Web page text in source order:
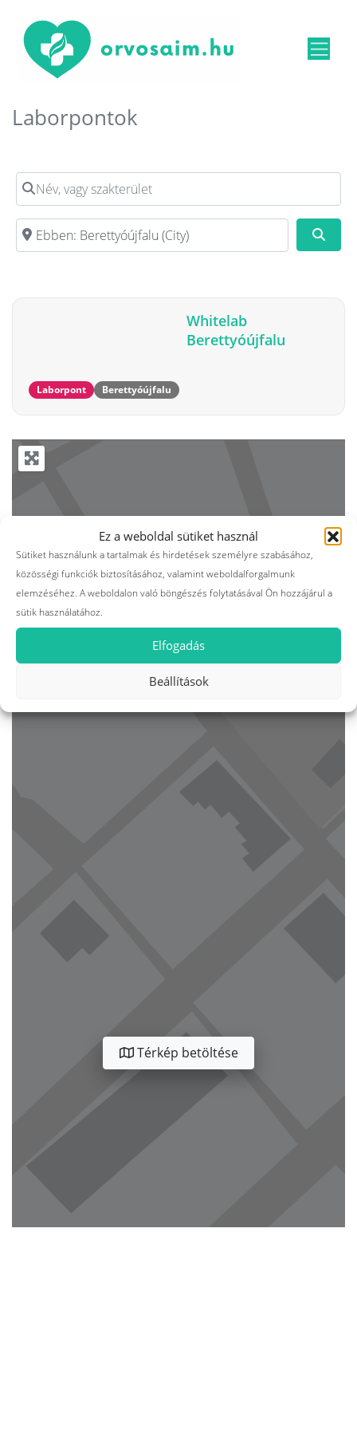
Ez a weboldal sütiket használ
Sütiket használunk a tartalmak és hirdetések személyre szabásához,
közösségi funkciók biztosításához, valamint weboldalforgalmunk
elemzéséhez. A weboldalon való böngészés folytatásával Ön hozzájárul a
sütik használatához.
Elfogadás
Beállítások
Laborpontok
Név, vagy szakterület
Irányítószám, vagy város
Whitelab
Berettyóújfalu
Laborpont Berettyóújfalu
Térkép betöltése